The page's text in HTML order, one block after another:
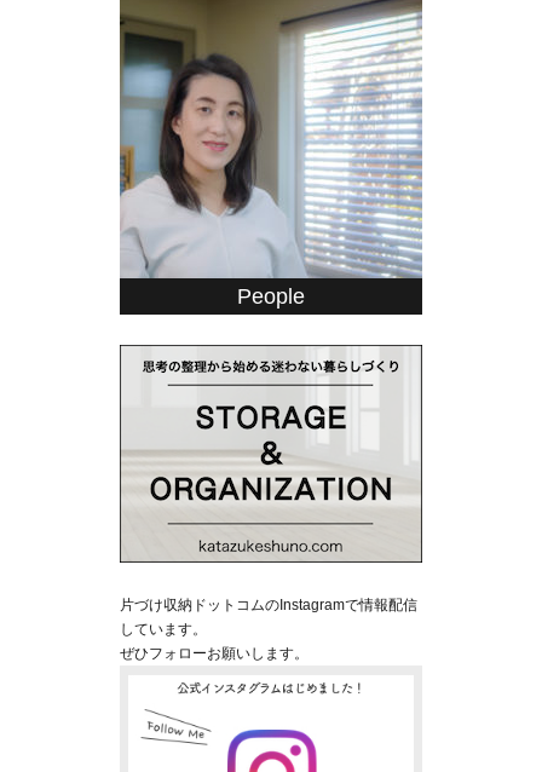
People
片づけ収納ドットコムのInstagramで情報配信
しています。
ぜひフォローお願いします。